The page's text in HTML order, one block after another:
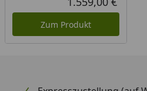
Zum Produkt